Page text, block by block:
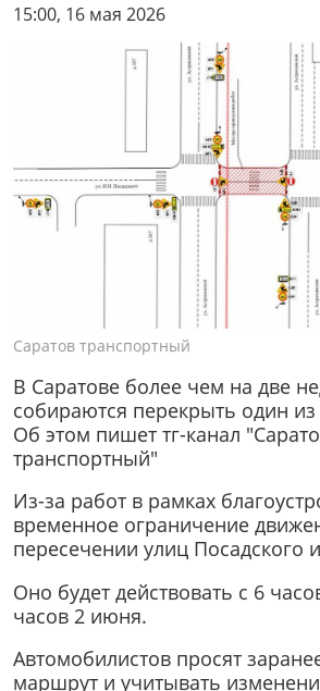
15:00, 16 мая 2026
Саратов транспортный
В Саратове более чем на две
собираются перекрыть один из
Об этом пишет тг-канал
транспортный"
Из-за работ в рамках
временное ограничение
пересечении улиц Посадского
Оно будет действовать с 6
часов 2 июня.
Автомобилистов просят
маршрут и учитывать